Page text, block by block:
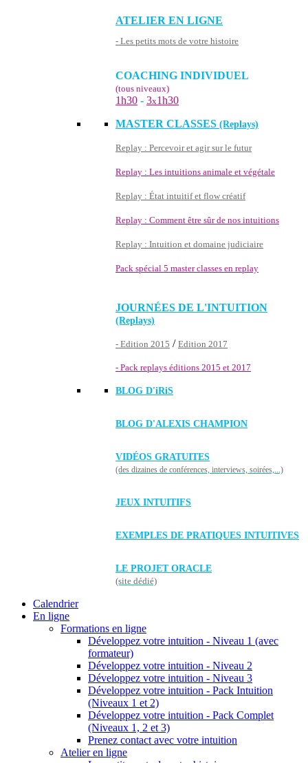
ATELIER EN LIGNE
- Les petits mots de votre histoire
COACHING INDIVIDUEL
(tous niveaux)
1h30 - 3x1h30
MASTER CLASSES (Replays)
Replay : Percevoir et agir sur le futur
Replay : Les intuitions animale et végétale
Replay : État intuitif et flow créatif
Replay : Comment être sûr de nos intuitions
Replay : Intuition et domaine judiciaire
Pack spécial 5 master classes en replay
JOURNÉES DE L'INTUITION
(Replays)
- Edition 2015 / Edition 2017
- Pack replays éditions 2015 et 2017
BLOG D'iRiS
BLOG D'ALEXIS CHAMPION
VIDÉOS GRATUITES
(des dizaines de conférences, interviews, soirées,...)
JEUX INTUITIFS
EXEMPLES DE PRATIQUES INTUITIVES
LE PROJET ORACLE
(site dédié)
Calendrier
En ligne
Formations en ligne
Développez votre intuition - Niveau 1 (avec
formateur)
Développez votre intuition - Niveau 2
Développez votre intuition - Niveau 3
Développez votre intuition - Pack Intuition
(Niveaux 1 et 2)
Développez votre intuition - Pack Complet
(Niveaux 1, 2 et 3)
Prenez contact avec votre intuition
Atelier en ligne